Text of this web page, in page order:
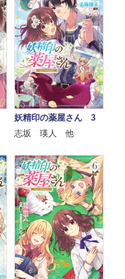
妖精印の薬屋さん 3
志坂 瑛人 他